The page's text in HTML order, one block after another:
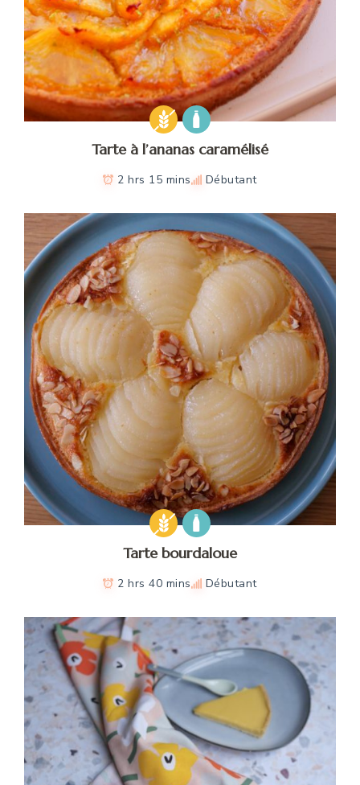
Tarte à l’ananas caramélisé
2 hrs 15 mins Débutant
Tarte bourdaloue
2 hrs 40 mins Débutant